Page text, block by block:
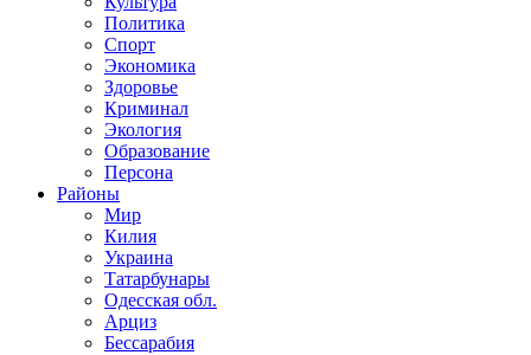
Политика
Спорт
Экономика
Здоровье
Криминал
Экология
Образование
Персона
Районы
Мир
Килия
Украина
Татарбунары
Одесская обл.
Арциз
Бессарабия